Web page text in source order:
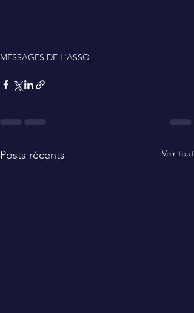
MESSAGES DE L'ASSO
Posts récents Voir tout